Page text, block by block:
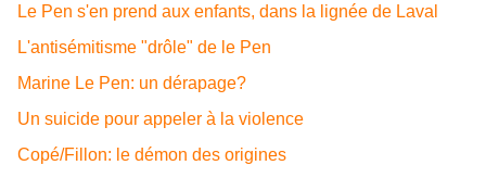
Le Pen s'en prend aux enfants, dans la lignée de Laval
L'antisémitisme "drôle" de le Pen
Marine Le Pen: un dérapage?
Un suicide pour appeler à la violence
Copé/Fillon: le démon des origines